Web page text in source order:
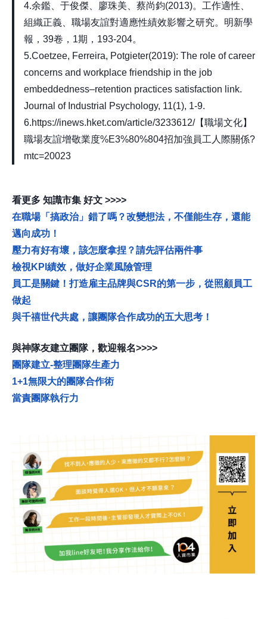
4.余鑑、于俊傑、廖珠美、蔡尚鈞(2013)。工作適性、
組織正義、職場友誼對適應性績效影響之研究。明新學
報，39卷，1期，193-204。
5.Coetzee, Ferreira, Potgieter(2019): The role of career
concerns and workplace friendship in the job
embeddedness–retention practices satisfaction link.
Journal of Industrial Psychology, 11(1), 1-9.
6.https://inews.hket.com/article/3233612/【職場文化】
職場友誼增敬業度%E3%80%804招加強員工人際關係?
mtc=20023
看更多 知識市集 好文 >>>>
在職場「搞政治」錯了嗎？改變想法，不僅能生存，還能
邁向成功！
壓力有好有壞，該怎麼拿捏？請先評估兩件事
檢視KPI績效，做好企業風險管理
員工是關鍵！打造雇主品牌與CSR的第一步，從照顧員工
做起
與千禧世代共處，讓團隊合作成功的五大思考 ！
與神隊友建立團隊，歡迎報名>>>>
團隊建立-整理團隊生產力
1+1無限大的團隊合作術
當責團隊執行力